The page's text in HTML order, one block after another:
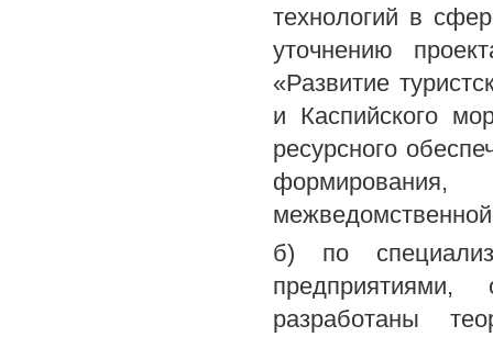
технологий в
уточнению
«Развитие
и Каспийского
ресурсного
б) по
разработаны